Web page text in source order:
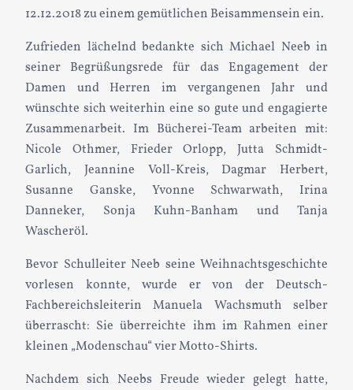
12.12.2018 zu einem gemütlichen Beisammensein ein.
Zufrieden lächelnd bedankte sich Michael Neeb in
seiner Begrüßungsrede für das Engagement der
Damen und Herren im vergangenen Jahr und
wünschte sich weiterhin eine so gute und engagierte
Zusammenarbeit. Im Bücherei-Team arbeiten mit:
Nicole Othmer, Frieder Orlopp, Jutta Schmidt-
Garlich, Jeannine Voll-Kreis, Dagmar Herbert,
Susanne Ganske, Yvonne Schwarwath, Irina
Danneker, Sonja Kuhn-Banham und Tanja
Wascheröl.
Bevor Schulleiter Neeb seine Weihnachtsgeschichte
vorlesen konnte, wurde er von der Deutsch-
Fachbereichsleiterin Manuela Wachsmuth selber
überrascht: Sie überreichte ihm im Rahmen einer
kleinen „Modenschau“ vier Motto-Shirts.
Nachdem sich Neebs Freude wieder gelegt hatte,